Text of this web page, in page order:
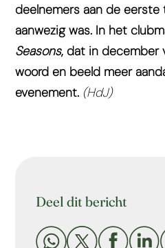
deelnemers aan de
aanwezig was. In het
Seasons, dat in december
woord en beeld meer
evenement. (HdJ)
Deel dit bericht
   